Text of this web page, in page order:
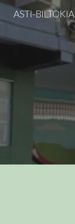
ASTI-BILTOKIA